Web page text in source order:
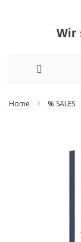
Home % SALES